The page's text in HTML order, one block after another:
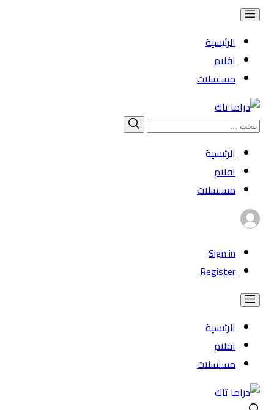
الرئيسية
افلام
مسلسلات
Search
بحث
الرئيسية
افلام
مسلسلات
Sign in
Register
الرئيسية
افلام
مسلسلات